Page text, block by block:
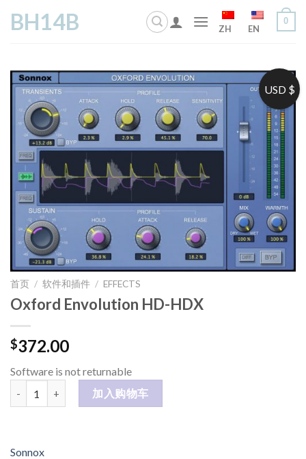
BH14B ZH EN
0
首页 / 软件和插件 / EFFECTS
Oxford Envolution HD-HDX
$372.00
Software is not returnable
Oxford Envolution HD-HDX 数量
加入购物车
Sonnox
USD $